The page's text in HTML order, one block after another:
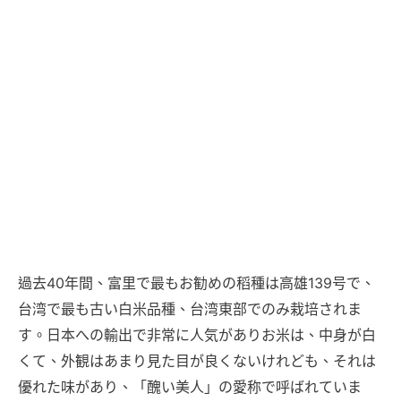
過去40年間、富里で最もお勧めの稻種は高雄139号で、
台湾で最も古い白米品種、台湾東部でのみ栽培されま
す。日本への輸出で非常に人気がありお米は、中身が白
くて、外観はあまり見た目が良くないけれども、それは
優れた味があり、「醜い美人」の愛称で呼ばれていま